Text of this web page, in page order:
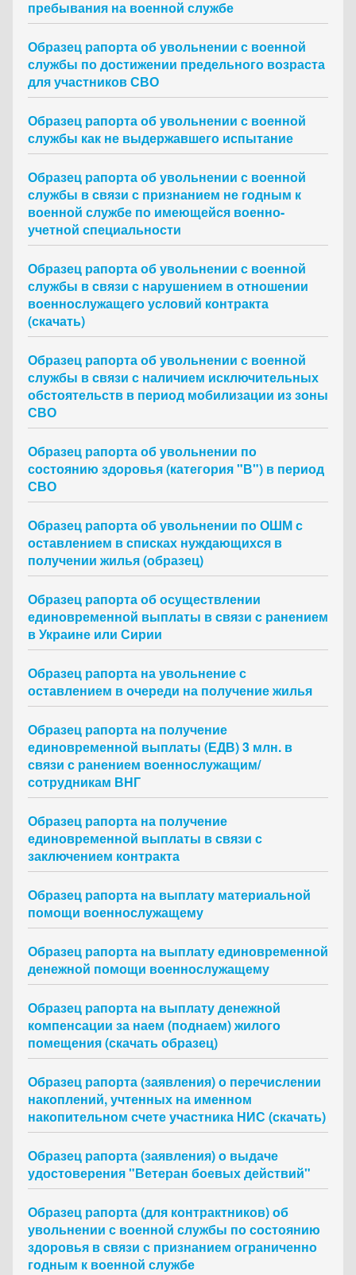
пребывания на военной службе
Образец рапорта об увольнении с военной
службы по достижении предельного возраста
для участников СВО
Образец рапорта об увольнении с военной
службы как не выдержавшего испытание
Образец рапорта об увольнении с военной
службы в связи с признанием не годным к
военной службе по имеющейся военно-
учетной специальности
Образец рапорта об увольнении с военной
службы в связи с нарушением в отношении
военнослужащего условий контракта
(скачать)
Образец рапорта об увольнении с военной
службы в связи с наличием исключительных
обстоятельств в период мобилизации из зоны
СВО
Образец рапорта об увольнении по
состоянию здоровья (категория "В") в период
СВО
Образец рапорта об увольнении по ОШМ с
оставлением в списках нуждающихся в
получении жилья (образец)
Образец рапорта об осуществлении
единовременной выплаты в связи с ранением
в Украине или Сирии
Образец рапорта на увольнение с
оставлением в очереди на получение жилья
Образец рапорта на получение
единовременной выплаты (ЕДВ) 3 млн. в
связи с ранением военнослужащим/
сотрудникам ВНГ
Образец рапорта на получение
единовременной выплаты в связи с
заключением контракта
Образец рапорта на выплату материальной
помощи военнослужащему
Образец рапорта на выплату единовременной
денежной помощи военнослужащему
Образец рапорта на выплату денежной
компенсации за наем (поднаем) жилого
помещения (скачать образец)
Образец рапорта (заявления) о перечислении
накоплений, учтенных на именном
накопительном счете участника НИС (скачать)
Образец рапорта (заявления) о выдаче
удостоверения "Ветеран боевых действий"
Образец рапорта (для контрактников) об
увольнении с военной службы по состоянию
здоровья в связи с признанием ограниченно
годным к военной службе